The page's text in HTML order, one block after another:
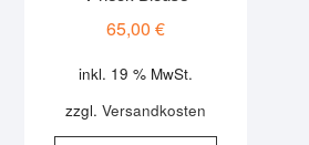
65,00 €
inkl. 19 % MwSt.
zzgl. Versandkosten